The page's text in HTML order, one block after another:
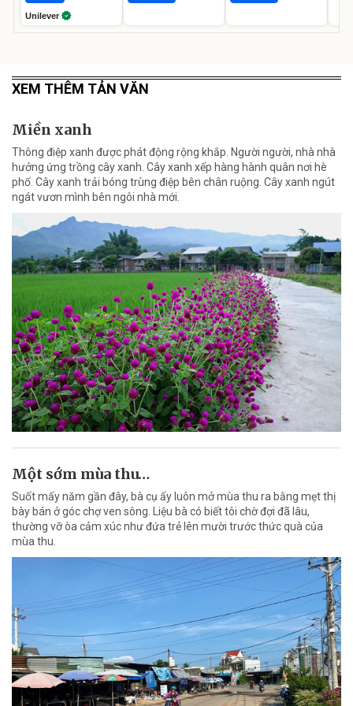
Unilever
XEM THÊM TẢN VĂN
Miền xanh
Thông điệp xanh được phát động rộng khắp. Người người, nhà nhà
hưởng ứng trồng cây xanh. Cây xanh xếp hàng hành quân nơi hè
phố. Cây xanh trải bóng trùng điệp bên chân ruộng. Cây xanh ngút
ngát vươn mình bên ngôi nhà mới.
Một sớm mùa thu…
Suốt mấy năm gần đây, bà cụ ấy luôn mở mùa thu ra bằng mẹt thị
bày bán ở góc chợ ven sông. Liệu bà có biết tôi chờ đợi đã lâu,
thường vỡ òa cảm xúc như đứa trẻ lên mười trước thức quà của
mùa thu.